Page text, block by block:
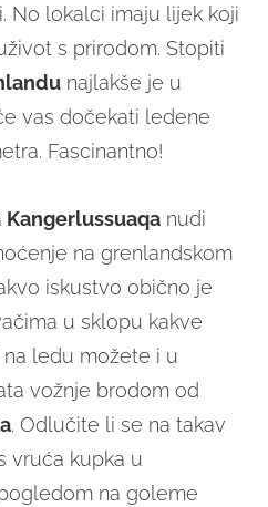
No lokalci imaju lijek koji
s prirodom. Stopiti
najlakše je u
vas dočekati ledene
Fascinantno!
Kangerlussuaqa nudi
na grenlandskom
iskustvo obično je
u sklopu kakve
ledu možete i u
vožnje brodom od
. Odlučite li se na takav
vruća kupka u
na goleme